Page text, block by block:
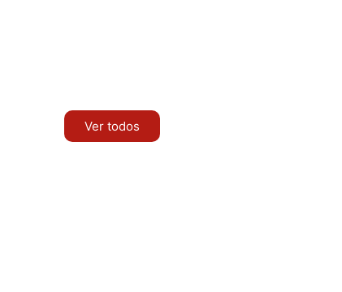
Ver todos